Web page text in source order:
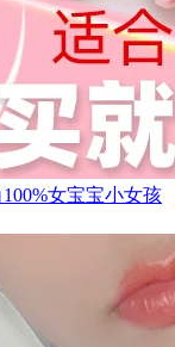
女宝宝小女孩